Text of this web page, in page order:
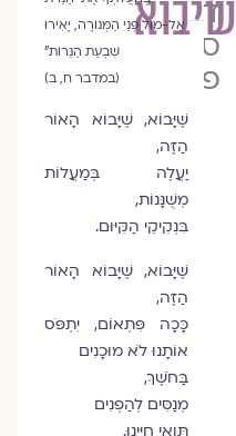
שיבוא
ד״ר
סמדר
פלק-פרץ
אֶל-מוּל פְּנֵי הַמְּנוֹרָה, יָאִירוּ
שִׁבְעַת הַנֵּרוֹת"
(במדבר ח, ב)
שֶׁיָּבוֹא, שֶׁיָּבוֹא הָאוֹר
הַזֶּה,
יַעֲלֶה בְּמַעֲלוֹת
מְשֻׁנָּנוֹת,
בִּנְקִיקֵי הַקִּיּוּם.
שֶׁיָּבוֹא, שֶׁיָּבוֹא הָאוֹר
הַזֶּה,
כָּכָה פִּתְאוֹם, יִתְפֹּס
אוֹתָנוּ לֹא מוּכָנִים
בַּחֹשֶׁךְ,
מְנַסִּים לְהַפְנִים
תְּוַאי חַיֵּינוּ.